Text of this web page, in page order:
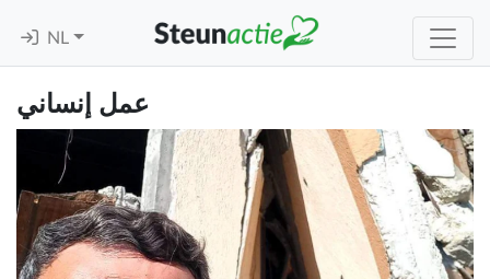
NL
عمل إنساني